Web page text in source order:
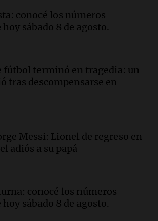
Gaspart: "Sin Jorge, no sé si
llegado adonde llegó"
y el sueño argentino de
en una entrevista con Rony
2007
de Agostina Vega, tras
detenciones: "En esa casa
nutricionista derribó el mito
ideal: qué alimentos
conocé los números
sábado 8 de agosto.
fútbol terminó en tragedia: un
tras descompensarse en
Messi: Lionel de regreso en
adiós a su papá
conocé los números
sábado 8 de agosto.